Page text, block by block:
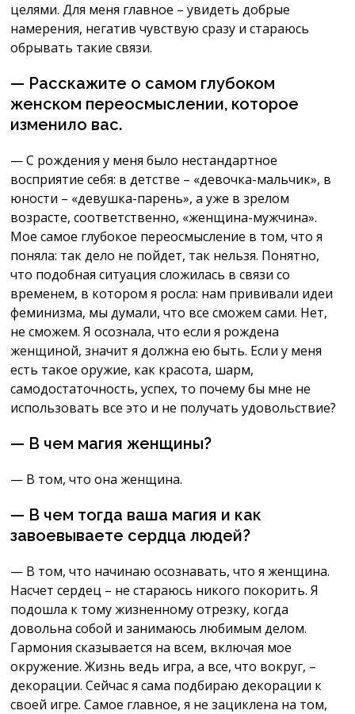
целями. Для меня главное – увидеть добрые
намерения, негатив чувствую сразу и стараюсь
обрывать такие связи.
— Расскажите о самом глубоком
женском переосмыслении, которое
изменило вас.
— С рождения у меня было нестандартное
восприятие себя: в детстве – «девочка-мальчик», в
юности – «девушка-парень», а уже в зрелом
возрасте, соответственно, «женщина-мужчина».
Мое самое глубокое переосмысление в том, что я
поняла: так дело не пойдет, так нельзя. Понятно,
что подобная ситуация сложилась в связи со
временем, в котором я росла: нам прививали идеи
феминизма, мы думали, что все сможем сами. Нет,
не сможем. Я осознала, что если я рождена
женщиной, значит я должна ею быть. Если у меня
есть такое оружие, как красота, шарм,
самодостаточность, успех, то почему бы мне не
использовать все это и не получать удовольствие?
— В чем магия женщины?
— В том, что она женщина.
— В чем тогда ваша магия и как
завоевываете сердца людей?
— В том, что начинаю осознавать, что я женщина.
Насчет сердец – не стараюсь никого покорить. Я
подошла к тому жизненному отрезку, когда
довольна собой и занимаюсь любимым делом.
Гармония сказывается на всем, включая мое
окружение. Жизнь ведь игра, а все, что вокруг, –
декорации. Сейчас я сама подбираю декорации к
своей игре. Самое главное, я не зациклена на том,